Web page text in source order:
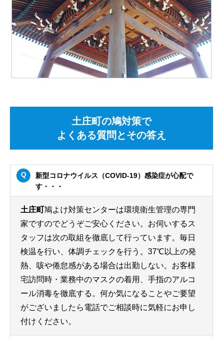
土庄町の鳩対策で
よくある質問とその答え
新型コロナウイルス（COVID-19）感染症が心配で
す・・・
土庄町鳩よけ対策センターは環境衛生管理の専門
家ですのでどうぞご安心ください。お伺いするス
タッフは次の取組を徹底して行っています。毎日
検温を行い、体調チェックを行う。37℃以上の発
熱、咳や倦怠感がある場合は出勤しない。お客様
宅訪問時・業務中のマスクの着用、手指のアルコ
ール消毒を徹底する。何か気になることやご要望
がございましたら電話でご相談時に気軽にお申し
付けください。